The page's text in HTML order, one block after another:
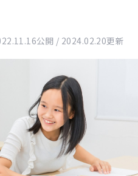
公開 / 2024.02.20更新